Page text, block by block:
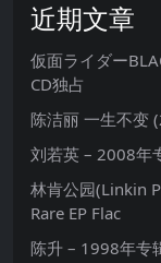
近期文章
仮面ライダー
CD独占
陈洁丽 一生不变
刘若英 – 2008年
林肯公园(Linkin
Rare EP Flac
陈升 – 1998年专